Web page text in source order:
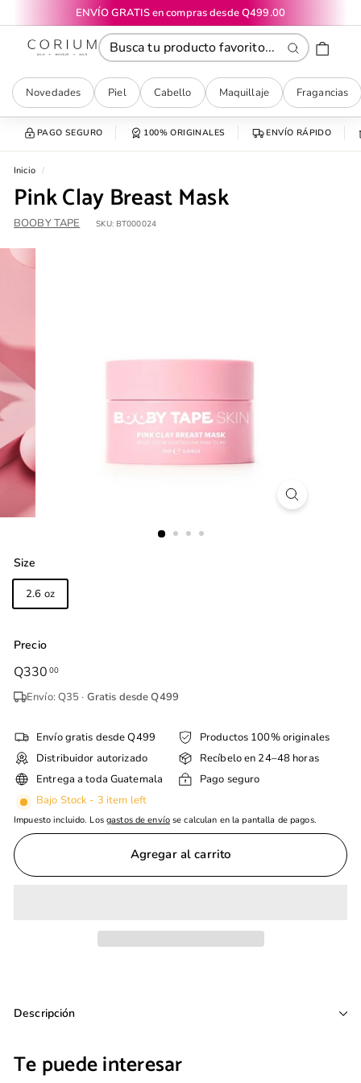
directamente
contenido
diapositivas
pausa
ENVÍO GRATIS en compras desde Q499.00
CORIUM
Buscar
Novedades
Piel Cabello Maquillaje Fragancias
PAGO SEGURO 100% ORIGINALES ENVÍO RÁPIDO
Inicio /
Pink Clay Breast Mask
BOOBY TAPE SKU: BT000024
Size
2.6 oz
Precio
Precio
Q330 00Q330.00
Envío: Q35 · Gratis desde Q499
Envío gratis desde Q499
Productos 100% originales
Distribuidor autorizado
Recíbelo en 24–48 horas
Entrega a toda Guatemala
Pago seguro
Bajo Stock - 3 item left
Impuesto incluido. Los gastos de envíose calculan en la pantalla de pagos.
Agregar al carrito
Descripción
Te puede interesar